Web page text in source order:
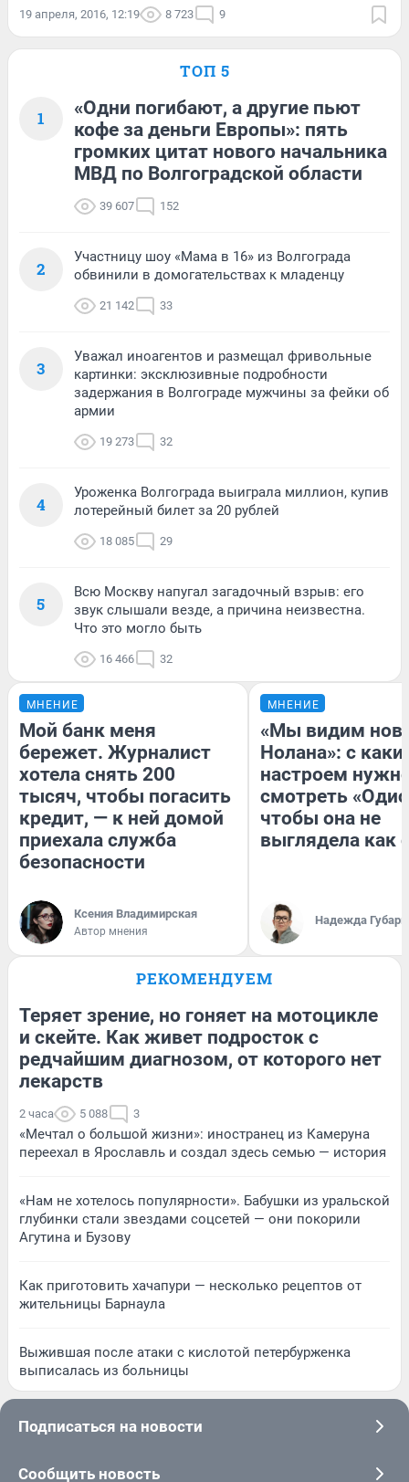
19 апреля, 2016, 12:19 8 723 9
ТОП 5
1
«Одни погибают, а другие пьют
кофе за деньги Европы»: пять
громких цитат нового начальника
МВД по Волгоградской области
39 607 152
2
Участницу шоу «Мама в 16» из Волгограда
обвинили в домогательствах к младенцу
21 142 33
3
Уважал иноагентов и размещал фривольные
картинки: эксклюзивные подробности
задержания в Волгограде мужчины за фейки об
армии
19 273 32
4
Уроженка Волгограда выиграла миллион, купив
лотерейный билет за 20 рублей
18 085 29
5
Всю Москву напугал загадочный взрыв: его
звук слышали везде, а причина неизвестна.
Что это могло быть
16 466 32
МНЕНИЕ
Мой банк меня
бережет. Журналист
хотела снять 200
тысяч, чтобы погасить
кредит, — к ней домой
приехала служба
безопасности
Ксения Владимирская
Автор мнения
МНЕНИЕ
«Мы видим
Нолана»: с
настроем
смотреть
чтобы она не
выглядела как
Надежда Губарь
РЕКОМЕНДУЕМ
Теряет зрение, но гоняет на мотоцикле
и скейте. Как живет подросток с
редчайшим диагнозом, от которого нет
лекарств
2 часа 5 088 3
«Мечтал о большой жизни»: иностранец из Камеруна
переехал в Ярославль и создал здесь семью — история
«Нам не хотелось популярности». Бабушки из уральской
глубинки стали звездами соцсетей — они покорили
Агутина и Бузову
Как приготовить хачапури — несколько рецептов от
жительницы Барнаула
Выжившая после атаки с кислотой петербурженка
выписалась из больницы
Подписаться на новости
Сообщить новость